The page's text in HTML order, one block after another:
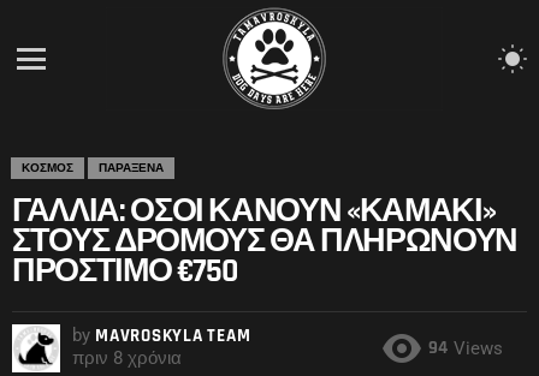
ΚΟΣΜΟΣ ΠΑΡΑΞΕΝΑ
ΓΑΛΛΊΑ: ΌΣΟΙ ΚΆΝΟΥΝ «ΚΑΜΆΚΙ»
ΣΤΟΥΣ ΔΡΌΜΟΥΣ ΘΑ ΠΛΗΡΏΝΟΥΝ
ΠΡΌΣΤΙΜΟ €750
by MAVROSKYLA TEAM
πριν 8 χρόνια 94 Views